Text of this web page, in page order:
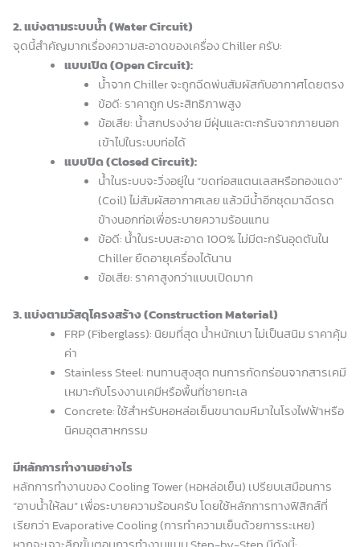
2. แบ่งตามระบบน้ำ (Water Circuit)
จุดนี้สำคัญมากเรื่องความสะอาดของเครื่อง Chiller ครับ:
แบบเปิด (Open Circuit):
น้ำจาก Chiller จะถูกฉีดพ่นสัมผัสกับอากาศโดยตรง
ข้อดี: ราคาถูก ประสิทธิภาพสูง
ข้อเสีย: น้ำสกปรงง่าย มีฝุ่นและตะกรันจากภายนอก
เข้าไปในระบบท่อได้
แบบปิด (Closed Circuit):
น้ำในระบบจะวิ่งอยู่ใน “ขดท่อสแตนเลสหรือทองแดง”
(Coil) ไม่สัมผัสอากาศเลย แล้วมีน้ำอีกชุดมาฉีดรด
ข้างนอกท่อเพื่อระบายความร้อนแทน
ข้อดี: น้ำในระบบสะอาด 100% ไม่มีตะกรันอุดตันใน
Chiller ยืดอายุเครื่องได้นาน
ข้อเสีย: ราคาสูงกว่าแบบเปิดมาก
3. แบ่งตามวัสดุโครงสร้าง (Construction Material)
FRP (Fiberglass): นิยมที่สุด น้ำหนักเบา ไม่เป็นสนิม ราคาคุ้ม
ค่า
Stainless Steel: ทนทานสูงสุด ทนการกัดกร่อนจากสารเคมี
เหมาะกับโรงงานเคมีหรือพื้นที่ชายทะเล
Concrete: ใช้สำหรับหอหล่อเย็นขนาดมหึมาในโรงไฟฟ้าหรือ
นิคมอุตสาหกรรม
มีหลักการทำงานอย่างไร
หลักการทำงานของ Cooling Tower (หอหล่อเย็น) เปรียบเสมือนการ
“อาบน้ำให้ลม” เพื่อระบายความร้อนครับ โดยใช้หลักการทางฟิสิกส์ที่
เรียกว่า Evaporative Cooling (การทำความเย็นด้วยการระเหย)